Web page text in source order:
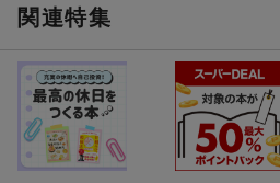
関連特集